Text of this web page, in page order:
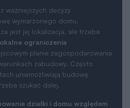
ważniejszych decyzji
wymarzonego domu.
jest jej lokalizacja, ale trzeba
ograniczenia
planie zagospodarowania
zabudowy. Często
uniemożliwiają budowę
szukać dalej.
działki i domu względem